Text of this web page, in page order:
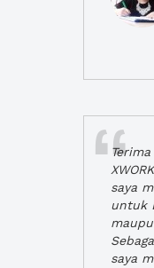
saya
untuk
saya